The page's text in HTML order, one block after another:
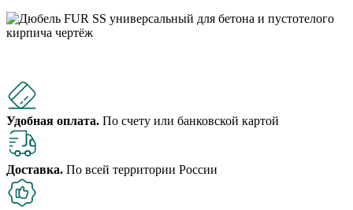
Удобная оплата. По счету или банковской картой
Доставка. По всей территории России